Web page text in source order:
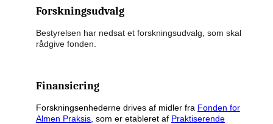
Forskningsudvalg
Bestyrelsen har nedsat et forskningsudvalg, som skal
rådgive fonden.
Finansiering
Forskningsenhederne drives af midler fra Fonden for
Almen Praksis , som er etableret af Praktiserende